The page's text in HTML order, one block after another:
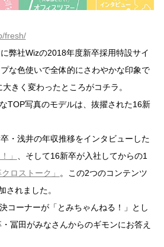
fresh/
弊社Wizの2018年度新卒採用特設サイ
な色使いで全体的にさわやかな印象で
きく変わったところがコチラ。
TOP写真のモデルは、抜擢された16新
・浅井の年収推移をインタビューした
」
、そして16新卒が入社してからの1
クロストーク」
。この2つのコンテンツ
されました。
コーナーが「とみちゃんねる！」とし
冨田がみなさんからのギモンにお答え